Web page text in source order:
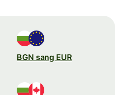
BGN sang EUR